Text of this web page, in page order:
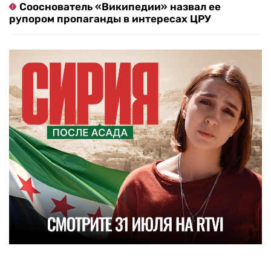
Сооснователь «Википедии» назвал ее
рупором пропаганды в интересах ЦРУ